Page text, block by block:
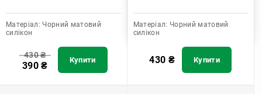
Матеріал: Чорний матовий
силікон
430₴
390₴ Купити
Матеріал: Чорний матовий
силікон
430 ₴ Купити